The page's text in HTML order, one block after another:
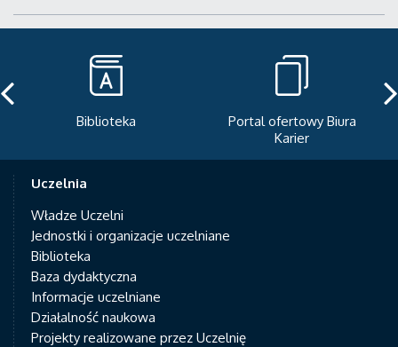
Biblioteka
Portal ofertowy Biura
Karier
Uczelnia
Władze Uczelni
Jednostki i organizacje uczelniane
Biblioteka
Baza dydaktyczna
Informacje uczelniane
Działalność naukowa
Projekty realizowane przez Uczelnię